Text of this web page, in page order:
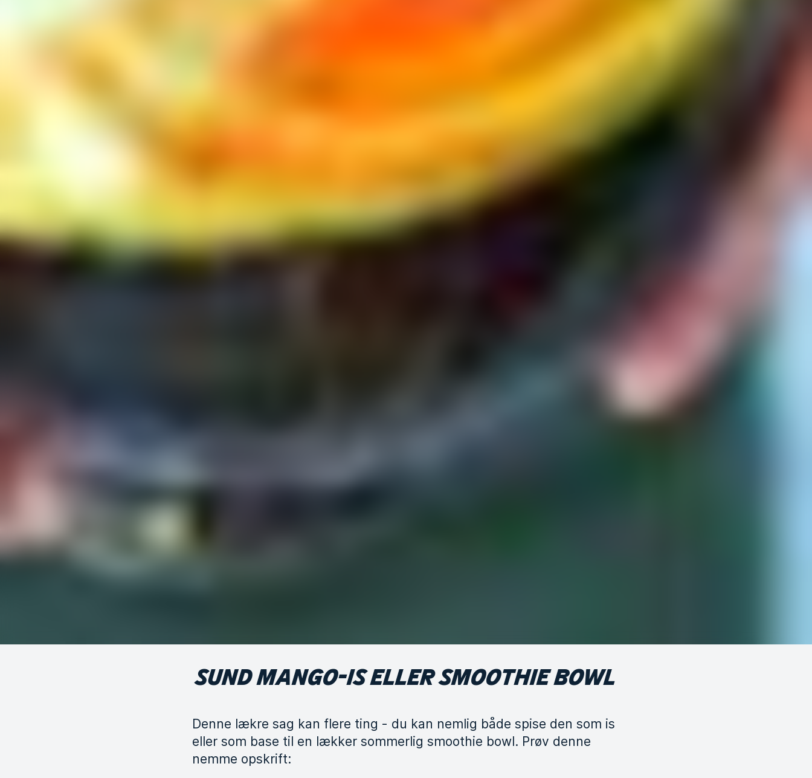
SUND MANGO-IS ELLER SMOOTHIE BOWL
Denne lækre sag kan flere ting - du kan nemlig både spise den som is
eller som base til en lækker sommerlig smoothie bowl. Prøv denne
nemme opskrift: